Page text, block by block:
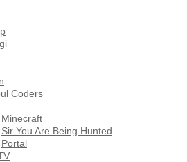
Coders
Minecraft
Sir You Are Being Hunted
Portal